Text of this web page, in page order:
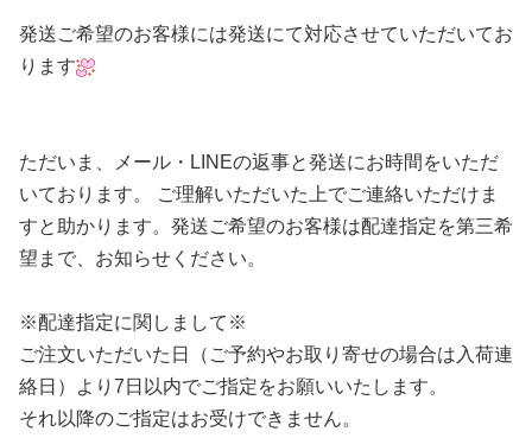
発送ご希望のお客様には発送にて対応させていただいてお
ります
ただいま、メール・LINEの返事と発送にお時間をいただ
いております。 ご理解いただいた上でご連絡いただけま
すと助かります。発送ご希望のお客様は配達指定を第三希
望まで、お知らせください。
※配達指定に関しまして※
ご注文いただいた日（ご予約やお取り寄せの場合は入荷連
絡日）より7日以内でご指定をお願いいたします。
それ以降のご指定はお受けできません。